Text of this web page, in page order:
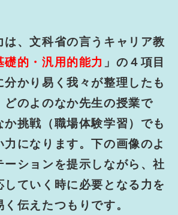
、文科省の言うキャリア教
礎的・汎用的能力 」の４項目
分かり易く我々が整理したも
どのよのなか先生の授業で
か挑戦（職場体験学習）でも
になります。下の画像のよ
ーションを提示しながら、社
していく時に必要となる力を
伝えたつもりです。